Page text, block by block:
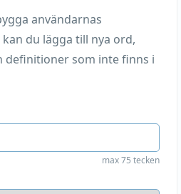
användarnas
du lägga till nya ord,
definitioner som inte finns i
max 75 tecken